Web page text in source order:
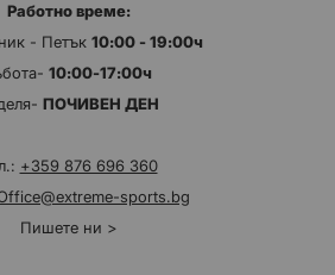
Работно време:
- Петък 10:00 - 19:00ч
10:00-17:00ч
ПОЧИВЕН ДЕН
+359 876 696 360
sports.bg
Пишете ни >